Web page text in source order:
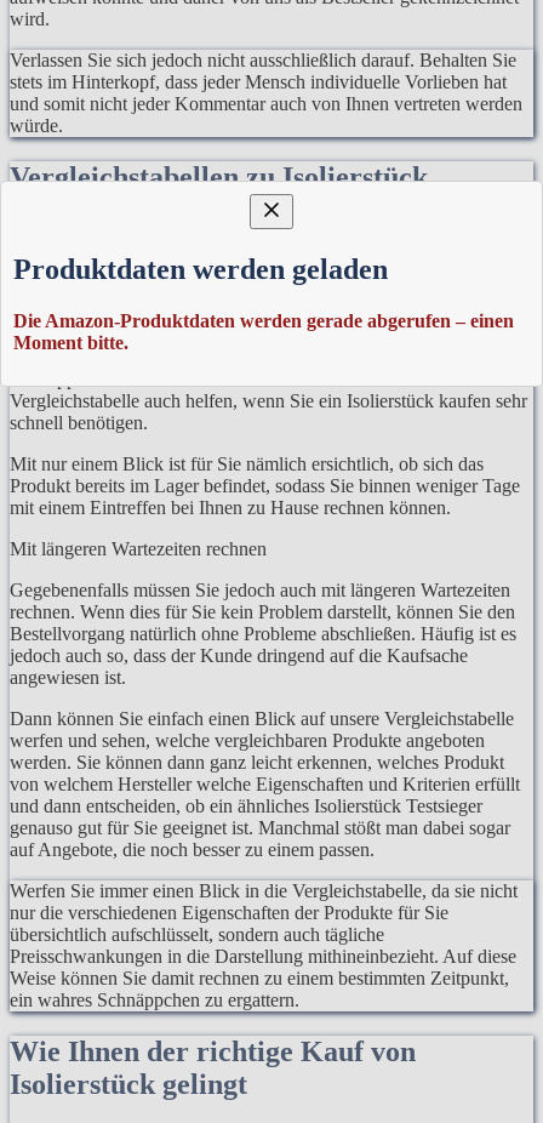
Produktdaten werden geladen
Die Amazon-Produktdaten werden gerade abgerufen – einen
Moment bitte.
wird.
Verlassen Sie sich jedoch nicht ausschließlich darauf. Behalten Sie
stets im Hinterkopf, dass jeder Mensch individuelle Vorlieben hat
und somit nicht jeder Kommentar auch von Ihnen vertreten werden
würde.
Vergleichstabellen zu Isolierstück
Außerdem können Sie innerhalb der Vergleichstabelle auch den
vorhandenen Preisschwankungen auf dem Markt.
Es stellt in der Regel denn normalen Alltag dar, dass sich Preise
nicht nur über Wochen hinweg ändern, sondern auch die Tageszeit
Vergleichstabelle auch helfen, wenn Sie ein Isolierstück kaufen sehr
schnell benötigen.
Mit nur einem Blick ist für Sie nämlich ersichtlich, ob sich das
Produkt bereits im Lager befindet, sodass Sie binnen weniger Tage
mit einem Eintreffen bei Ihnen zu Hause rechnen können.
Mit längeren Wartezeiten rechnen
Gegebenenfalls müssen Sie jedoch auch mit längeren Wartezeiten
rechnen. Wenn dies für Sie kein Problem darstellt, können Sie den
Bestellvorgang natürlich ohne Probleme abschließen. Häufig ist es
jedoch auch so, dass der Kunde dringend auf die Kaufsache
angewiesen ist.
Dann können Sie einfach einen Blick auf unsere Vergleichstabelle
werfen und sehen, welche vergleichbaren Produkte angeboten
werden. Sie können dann ganz leicht erkennen, welches Produkt
von welchem Hersteller welche Eigenschaften und Kriterien erfüllt
und dann entscheiden, ob ein ähnliches Isolierstück Testsieger
genauso gut für Sie geeignet ist. Manchmal stößt man dabei sogar
auf Angebote, die noch besser zu einem passen.
Werfen Sie immer einen Blick in die Vergleichstabelle, da sie nicht
nur die verschiedenen Eigenschaften der Produkte für Sie
übersichtlich aufschlüsselt, sondern auch tägliche
Preisschwankungen in die Darstellung mithineinbezieht. Auf diese
Weise können Sie damit rechnen zu einem bestimmten Zeitpunkt,
ein wahres Schnäppchen zu ergattern.
Wie Ihnen der richtige Kauf von
Isolierstück gelingt